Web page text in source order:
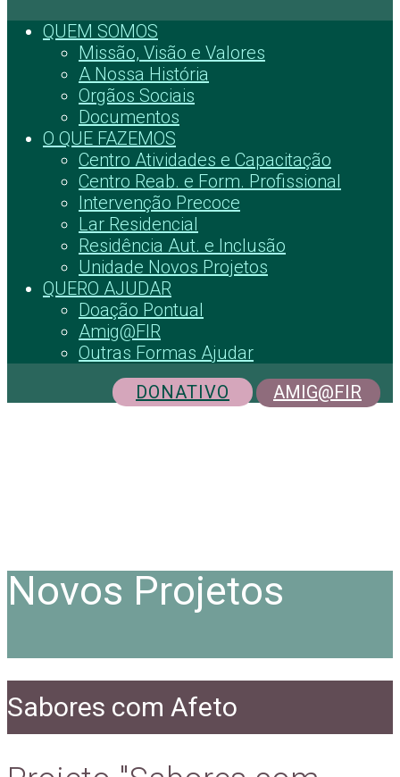
QUEM SOMOS
Missão, Visão e Valores
A Nossa História
Orgãos Sociais
Documentos
O QUE FAZEMOS
Centro Atividades e Capacitação
Centro Reab. e Form. Profissional
Intervenção Precoce
Lar Residencial
Residência Aut. e Inclusão
Unidade Novos Projetos
QUERO AJUDAR
Doação Pontual
Amig@FIR
Outras Formas Ajudar
DONATIVO
AMIG@FIR
Novos Projetos
Sabores com Afeto